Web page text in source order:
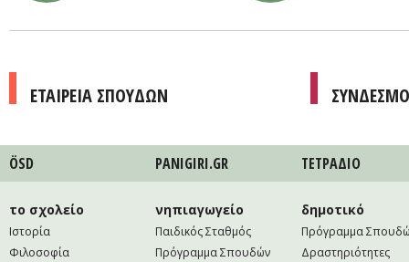
ΕΤΑΙΡΕΙΑ ΣΠΟΥΔΩΝ
ÖSD PANIGIRI.GR ΤΕΤΡAΔΙΟ
το σχολείο
Ιστορία
Φιλοσοφία
νηπιαγωγείο
Παιδικός Σταθμός
Πρόγραμμα Σπουδών
δημοτικό
Πρόγραμμα
Δραστηριότητες